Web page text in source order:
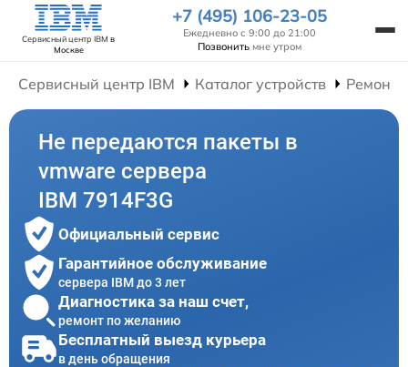
Сервисный центр IBM в
Москве
+7 (495) 106-23-05
Ежедневно с 9:00 до 21:00
Позвонить мне утром
Сервисный центр IBM Каталог устройств Ремонт
Не передаются пакеты в
vmware сервера
IBM 7914F3G
Официальный сервис
Гарантийное обслуживание
сервера IBM до 3 лет
Диагностика за наш счет,
ремонт по желанию
Бесплатный выезд курьера
в день обращения